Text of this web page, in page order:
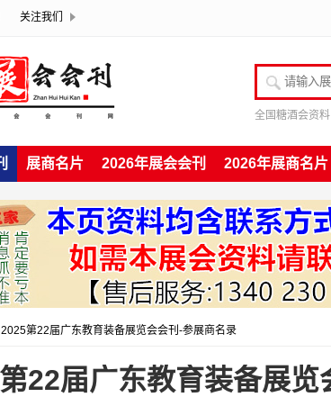
关注我们
请输入
全国糖酒会资料
展商名片 2026年展会会刊 2026年展商名片
第22届广东教育装备展览会会刊-参展商名录
22届广东教育装备展览